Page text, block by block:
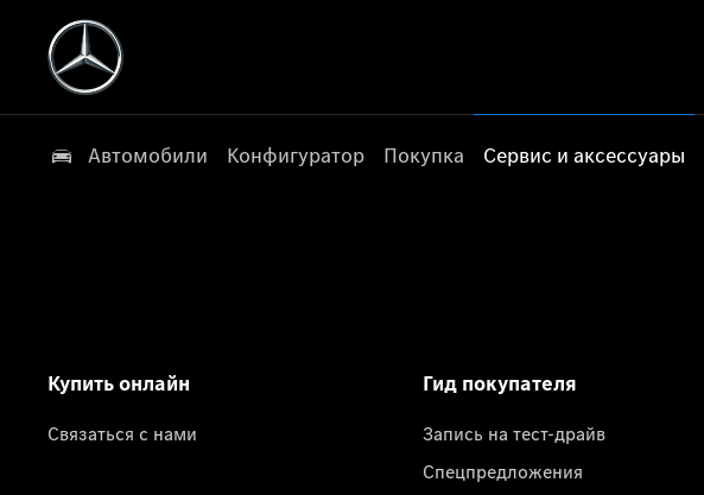
Автомобили Конфигуратор Покупка Сервис и аксессуары
Купить онлайн
Связаться с нами
Гид покупателя
Запись на тест-драйв
Спецпредложения